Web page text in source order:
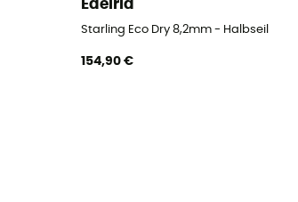
Edelrid
Starling Eco Dry 8,2mm - Halbseil
154,90 €